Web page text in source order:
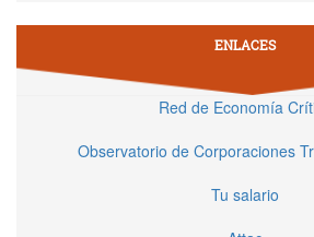
ENLACES
Red de Economía
Observatorio de Corporaciones
Tu salario